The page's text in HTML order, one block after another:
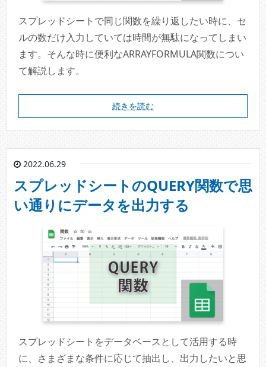
スプレッドシートで同じ関数を繰り返したい時に、セ
ルの数だけ入力していては時間が無駄になってしまい
ます。そんな時に便利なARRAYFORMULA関数につい
て解説します。
続きを読む
2022.06.29
スプレッドシートのQUERY関数で思
い通りにデータを出力する
スプレッドシートをデータベースとして活用する時
に、さまざまな条件に応じて抽出し、出力したいと思